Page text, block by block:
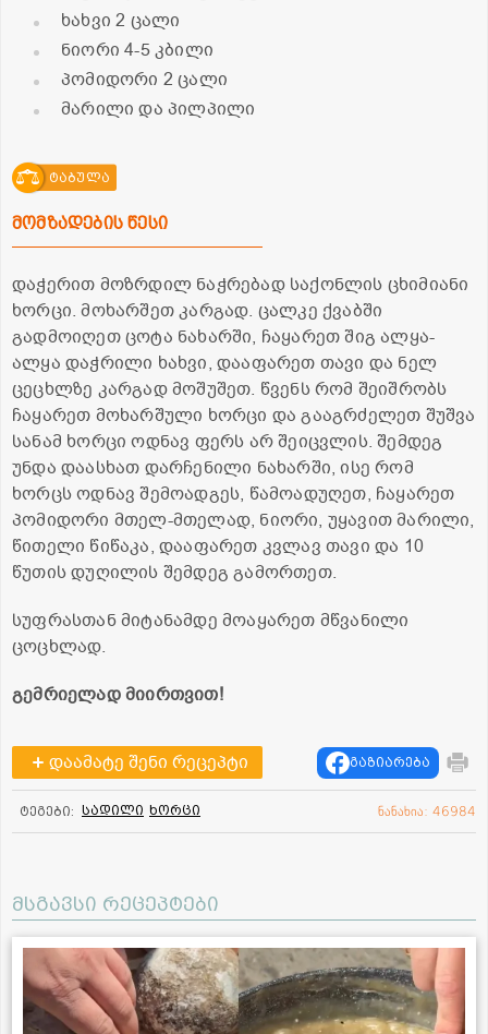
ხახვი 2 ცალი
ნიორი 4-5 კბილი
პომიდორი 2 ცალი
მარილი და პილპილი
ტაბულა
მომზადების წესი
დაჭერით მოზრდილ ნაჭრებად საქონლის ცხიმიანი
ხორცი. მოხარშეთ კარგად. ცალკე ქვაბში
გადმოიღეთ ცოტა ნახარში, ჩაყარეთ შიგ ალყა-
ალყა დაჭრილი ხახვი, დააფარეთ თავი და ნელ
ცეცხლზე კარგად მოშუშეთ. წვენს რომ შეიშრობს
ჩაყარეთ მოხარშული ხორცი და გააგრძელეთ შუშვა
სანამ ხორცი ოდნავ ფერს არ შეიცვლის. შემდეგ
უნდა დაასხათ დარჩენილი ნახარში, ისე რომ
ხორცს ოდნავ შემოადგეს, წამოადუღეთ, ჩაყარეთ
პომიდორი მთელ-მთელად, ნიორი, უყავით მარილი,
წითელი წიწაკა, დააფარეთ კვლავ თავი და 10
წუთის დუღილის შემდეგ გამორთეთ.
სუფრასთან მიტანამდე მოაყარეთ მწვანილი
ცოცხლად.
გემრიელად მიირთვით!
დაამატე შენი რეცეპტი გაზიარება
ტეგები: სადილი ხორცი ნანახია: 46984
მსგავსი რეცეპტები